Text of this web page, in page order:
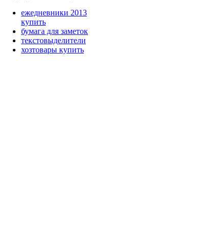
ежедневники 2013
купить
бумага для заметок
текстовыделители
хозтовары купить